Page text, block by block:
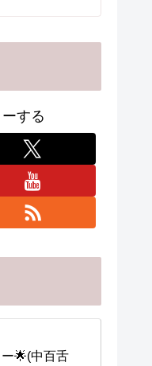
する
🌟(中百舌